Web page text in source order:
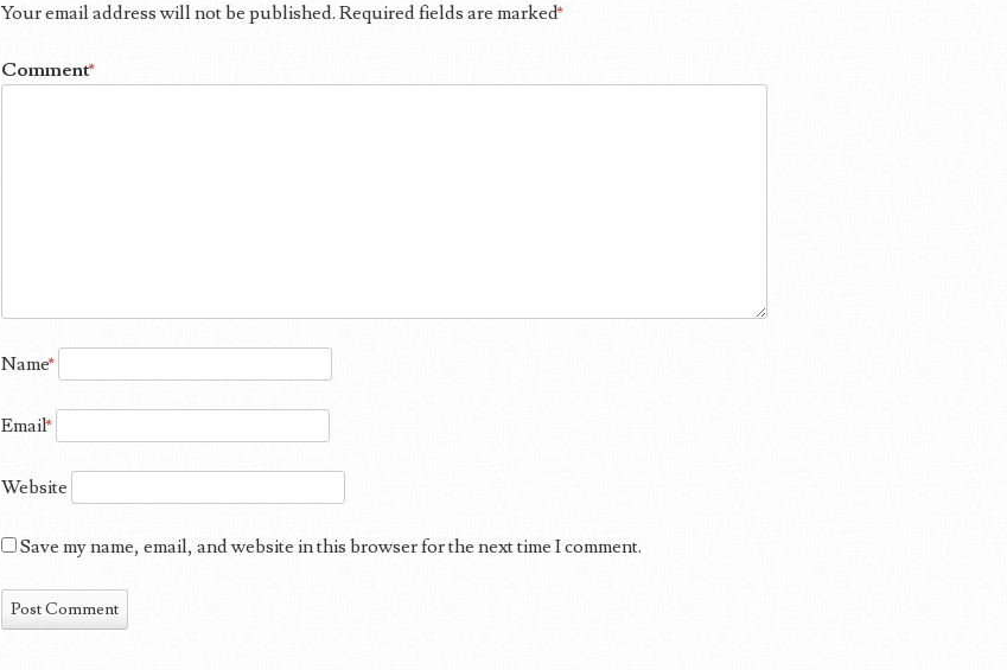
Your email address will not be published. Required fields are marked*
Comment*
Name*
Email*
Website
Save my name, email, and website in this browser for the next time I comment.